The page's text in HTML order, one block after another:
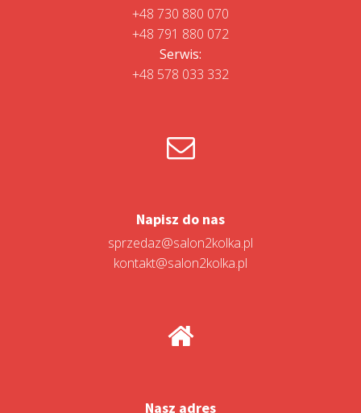
+48 730 880 070
+48 791 880 072
Serwis:
+48 578 033 332
Napisz do nas
sprzedaz@salon2kolka.pl
kontakt@salon2kolka.pl
Nasz adres